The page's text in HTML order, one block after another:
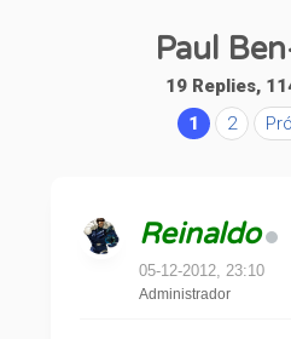
Paul
19 Replies,
1
2
Reinaldo
05-12-2012, 23:10
Administrador